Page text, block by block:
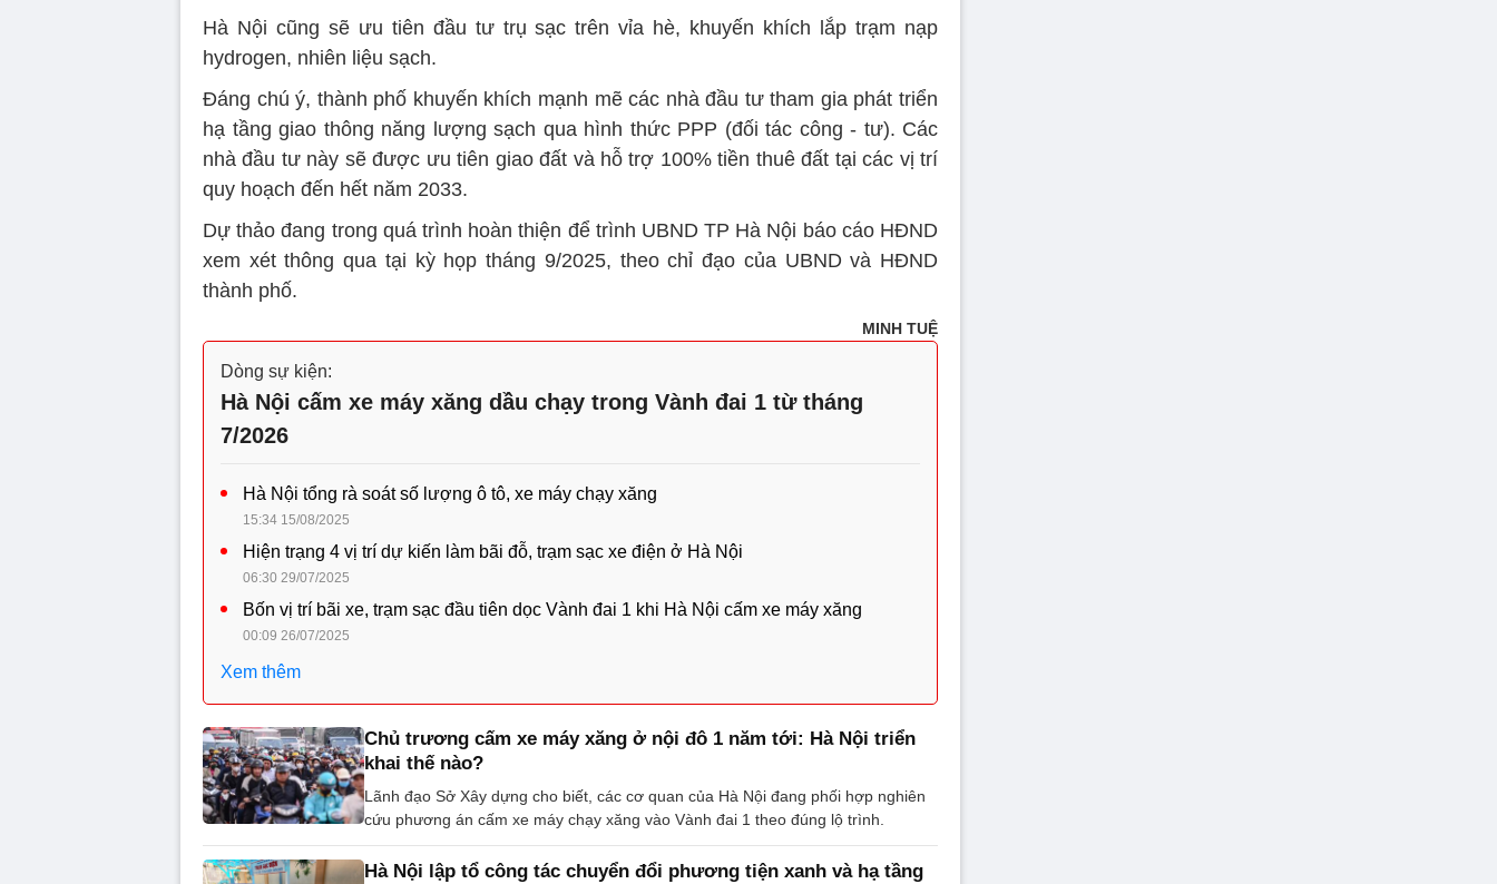
Hà Nội cũng sẽ ưu tiên đầu tư trụ sạc trên vỉa hè, khuyến khích lắp trạm nạp
hydrogen, nhiên liệu sạch.
Đáng chú ý, thành phố khuyến khích mạnh mẽ các nhà đầu tư tham gia phát triển
hạ tầng giao thông năng lượng sạch qua hình thức PPP (đối tác công - tư). Các
nhà đầu tư này sẽ được ưu tiên giao đất và hỗ trợ 100% tiền thuê đất tại các vị trí
quy hoạch đến hết năm 2033.
Dự thảo đang trong quá trình hoàn thiện để trình UBND TP Hà Nội báo cáo HĐND
xem xét thông qua tại kỳ họp tháng 9/2025, theo chỉ đạo của UBND và HĐND
thành phố.
MINH TUỆ
Dòng sự kiện:
Hà Nội cấm xe máy xăng dầu chạy trong Vành đai 1 từ tháng
7/2026
Hà Nội tổng rà soát số lượng ô tô, xe máy chạy xăng
15:34 15/08/2025
Hiện trạng 4 vị trí dự kiến làm bãi đỗ, trạm sạc xe điện ở Hà Nội
06:30 29/07/2025
Bốn vị trí bãi xe, trạm sạc đầu tiên dọc Vành đai 1 khi Hà Nội cấm xe máy xăng
00:09 26/07/2025
Xem thêm
Chủ trương cấm xe máy xăng ở nội đô 1 năm tới: Hà Nội triển
khai thế nào?
Lãnh đạo Sở Xây dựng cho biết, các cơ quan của Hà Nội đang phối hợp nghiên
cứu phương án cấm xe máy chạy xăng vào Vành đai 1 theo đúng lộ trình.
Hà Nội lập tổ công tác chuyển đổi phương tiện xanh và hạ tầng